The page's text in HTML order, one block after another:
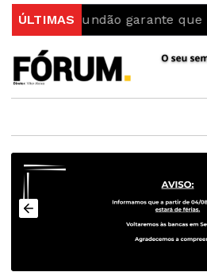
ÚLTIMAS
do Fundão garante que